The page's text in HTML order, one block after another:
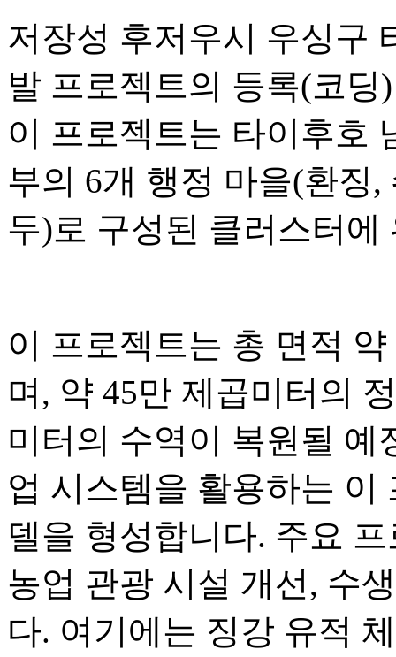
저장성 후저우시 우싱구
발 프로젝트의 등록(코
이 프로젝트는 타이후호
부의 6개 행정 마을(환징
두)로 구성된 클러스터에
이 프로젝트는 총 면적
며, 약 45만 제곱미터의
미터의 수역이 복원될 예
업 시스템을 활용하는 이
델을 형성합니다. 주요
농업 관광 시설 개선, 수
다. 여기에는 징강 유적